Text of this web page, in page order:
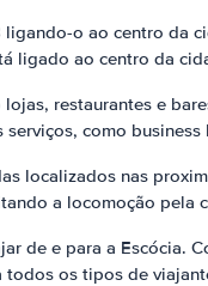
o ao centro da
ligado ao centro da
restaurantes e
como business
localizados nas
a locomoção pela
de e para a Escócia.
todos os tipos de